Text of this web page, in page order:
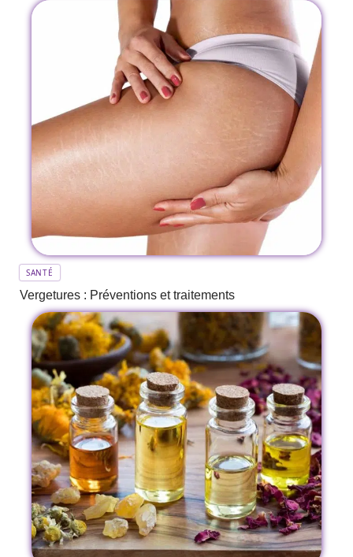
SANTÉ
Vergetures : Préventions et traitements